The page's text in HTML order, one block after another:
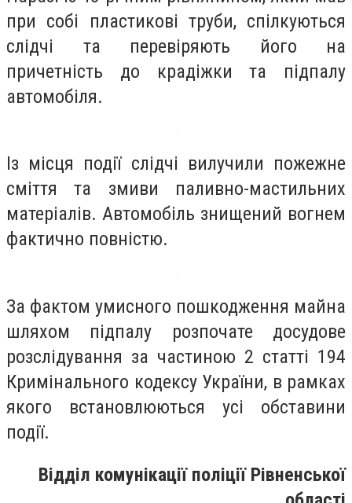
при собі пластикові труби, спілкуються
слідчі та перевіряють його на
причетність до крадіжки та підпалу
автомобіля.
Із місця події слідчі вилучили пожежне
сміття та змиви паливно-мастильних
матеріалів. Автомобіль знищений вогнем
фактично повністю.
За фактом умисного пошкодження майна
шляхом підпалу розпочате досудове
розслідування за частиною 2 статті 194
Кримінального кодексу України, в рамках
якого встановлюються усі обставини
події.
Відділ комунікації поліції Рівненської